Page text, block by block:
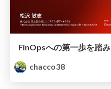
FinOpsへの第一歩を踏
chacco38